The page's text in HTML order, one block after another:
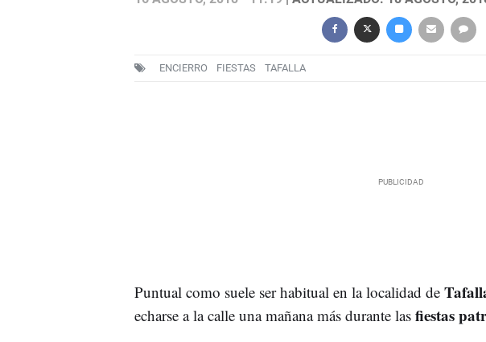
ENCIERRO FIESTAS TAFALLA
Puntual como suele ser habitual en la localidad de
echarse a la calle una mañana más durante lasfiestas